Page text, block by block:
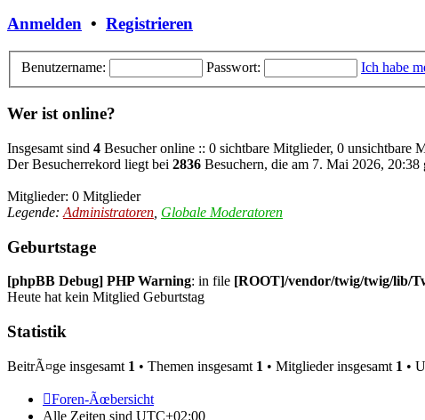
Anmelden • Registrieren
Benutzername: Passwort: Ich habe
Wer ist online?
Insgesamt sind 4 Besucher online :: 0 sichtbare Mitglieder, 0 unsichtbare
Der Besucherrekord liegt bei 2836 Besuchern, die am 7. Mai 2026,
Mitglieder: 0 Mitglieder
Legende: Administratoren Globale Moderatoren
Geburtstage
[phpBB Debug] PHP Warning: in file [ROOT]/vendor/twig/twig/lib/
Heute hat kein Mitglied Geburtstag
Statistik
BeitrÃ¤ge insgesamt 1 • Themen insgesamt 1 • Mitglieder insgesamt 1 •
Foren-Ãœbersicht
Alle Zeiten sind UTC+02:00